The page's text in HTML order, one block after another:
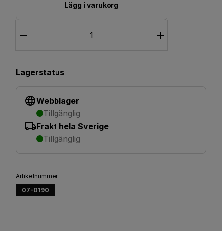
Lägg i varukorg
Lagerstatus
Webblager
Tillgänglig
Frakt hela Sverige
Tillgänglig
Artikelnummer
07-0190